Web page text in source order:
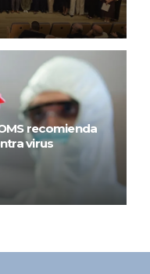
recomienda
virus